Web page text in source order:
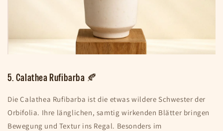
5. Calathea Rufibarba 🍂
Die Calathea Rufibarba ist die etwas wildere Schwester der
Orbifolia. Ihre länglichen, samtig wirkenden Blätter bringen
Bewegung und Textur ins Regal. Besonders im